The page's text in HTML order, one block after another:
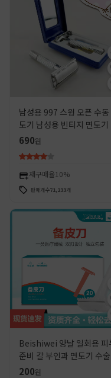
남성용 997 스윙 오픈 수동
도기 남성용 빈티지 면도기
면 스테인리스 스틸 블레이드
690원
재구매율 10%
판매개수71,233개
Beishiwei 양날 일회용 피
준비 칼 부인과 면도기 수
헤어 칼 가정용 개인 부품 면
200원